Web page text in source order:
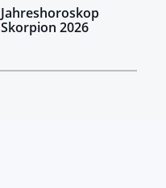
Jahreshoroskop
Skorpion 2026